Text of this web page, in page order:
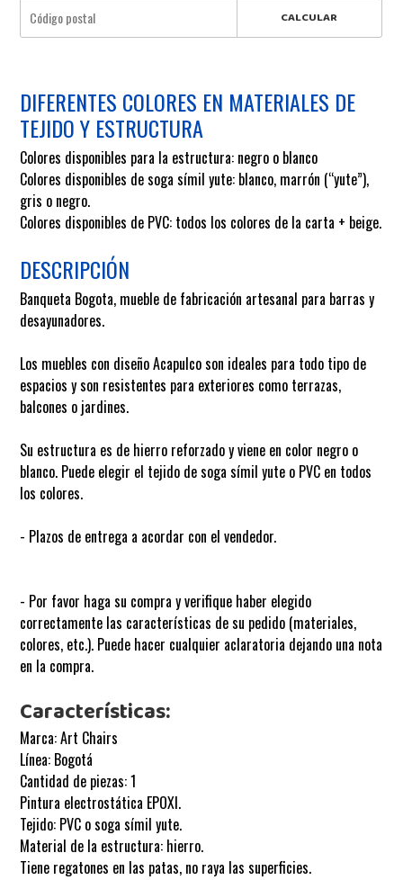
CALCULAR
DIFERENTES COLORES EN MATERIALES DE
TEJIDO Y ESTRUCTURA
Colores disponibles para la estructura: negro o blanco
Colores disponibles de soga símil yute: blanco, marrón (“yute”),
gris o negro.
Colores disponibles de PVC: todos los colores de la carta + beige.
DESCRIPCIÓN
Banqueta Bogota, mueble de fabricación artesanal para barras y
desayunadores.
Los muebles con diseño Acapulco son ideales para todo tipo de
espacios y son resistentes para exteriores como terrazas,
balcones o jardines.
Su estructura es de hierro reforzado y viene en color negro o
blanco. Puede elegir el tejido de soga símil yute o PVC en todos
los colores.
- Plazos de entrega a acordar con el vendedor.
- Por favor haga su compra y verifique haber elegido
correctamente las características de su pedido (materiales,
colores, etc.). Puede hacer cualquier aclaratoria dejando una nota
en la compra.
Características:
Marca: Art Chairs
Línea: Bogotá
Cantidad de piezas: 1
Pintura electrostática EPOXI.
Tejido: PVC o soga símil yute.
Material de la estructura: hierro.
Tiene regatones en las patas, no raya las superficies.